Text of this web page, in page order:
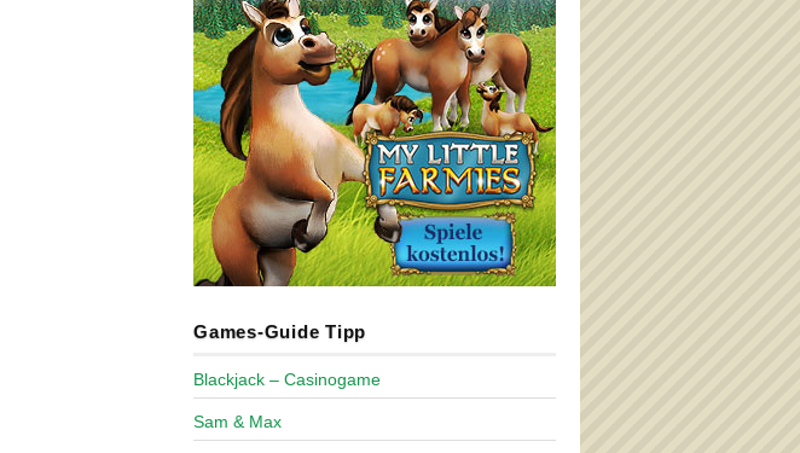
Games-Guide Tipp
Blackjack – Casinogame
Sam & Max